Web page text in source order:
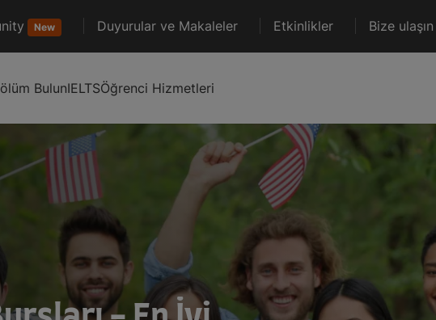
New Duyurular ve Makaleler Etkinlikler Bize ulaşın
BulunIELTSÖğrenci Hizmetleri